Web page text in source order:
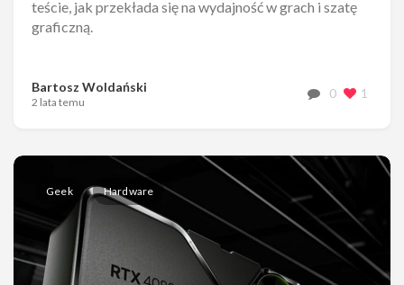
teście, jak przekłada się na wydajność w grach i szatę
graficzną.
Bartosz Woldański
2 lata temu
0 1
Geek Hardware